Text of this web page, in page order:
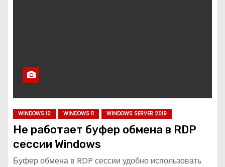
WINDOWS 10 WINDOWS 11 WINDOWS SERVER 2019
Не работает буфер обмена в RDP
сессии Windows
Буфер обмена в RDP сессии удобно использовать